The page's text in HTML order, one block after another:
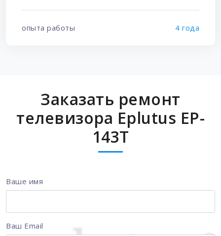
опыта работы 4 года
Заказать ремонт
телевизора Eplutus EP-
143T
Ваше имя
Ваш Email